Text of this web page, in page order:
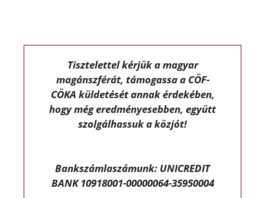
Tisztelettel kérjük a magyar
magánszférát, támogassa a CÖF-
CÖKA küldetését annak érdekében,
hogy még eredményesebben, együtt
szolgálhassuk a közjót!
Bankszámlaszámunk: UNICREDIT
BANK 10918001-00000064-35950004